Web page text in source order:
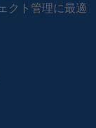
クト管理に最適